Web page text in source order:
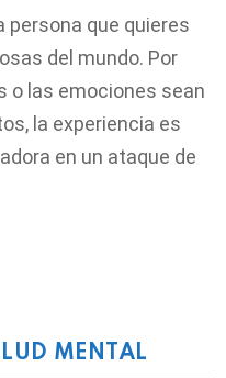
persona que quieres
del mundo. Por
o las emociones sean
la experiencia es
en un ataque de
MENTAL